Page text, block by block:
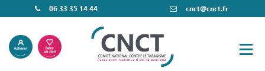
06 33 35 14 44 cnct@cnct.fr